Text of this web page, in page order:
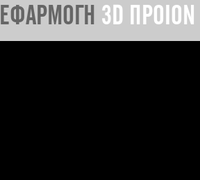
ΕΦΑΡΜΟΓΗ 3D ΠΡΟΙΟΝ